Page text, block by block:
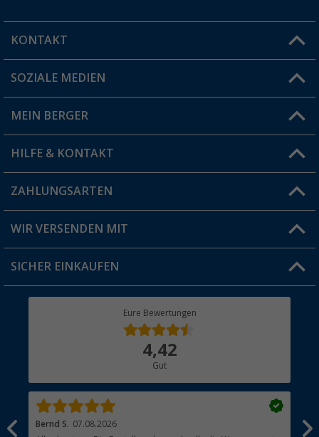
KONTAKT
Du hast eine Frage?
Filiale finden
SOZIALE MEDIEN
MEIN BERGER
Vorteilskarte
Blog
Jobs & Karriere
HILFE & KONTAKT
FAQ & Kontakt
Versandinformationen
Rücksendung
ZAHLUNGSARTEN
WIR VERSENDEN MIT
SICHER EINKAUFEN
Eure Bewertungen
4,42
Gut
Bernd S. 07.08.2026